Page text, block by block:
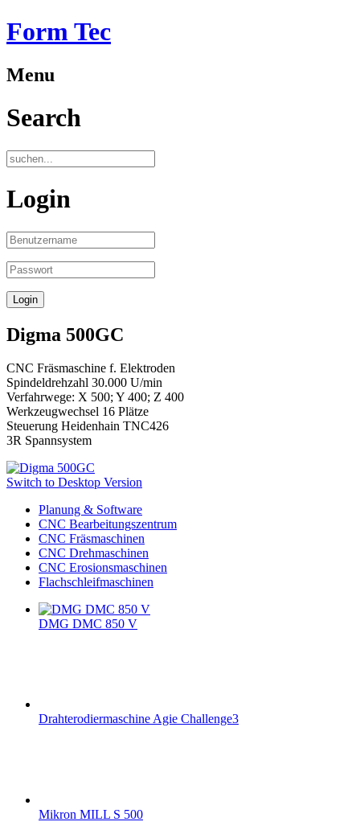
Form Tec
Menu
Search
Login
Digma 500GC
CNC Fräsmaschine f. Elektroden
Spindeldrehzahl 30.000 U/min
Verfahrwege: X 500; Y 400; Z 400
Werkzeugwechsel 16 Plätze
Steuerung Heidenhain TNC426
3R Spannsystem
Switch to Desktop Version
Planung & Software
CNC Bearbeitungszentrum
CNC Fräsmaschinen
CNC Drehmaschinen
CNC Erosionsmaschinen
Flachschleifmaschinen
DMG DMC 850 V
Drahterodiermaschine Agie Challenge3
Mikron MILL S 500